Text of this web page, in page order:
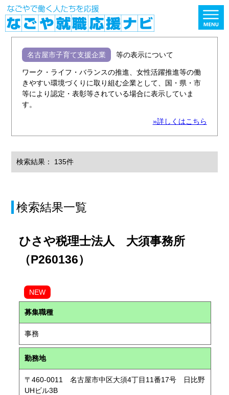
名古屋市子育て支援企業 等の表示について
ワーク・ライフ・バランスの推進、女性活躍推進等の働
きやすい環境づくりに取り組む企業として、国・県・市
等により認定・表彰等されている場合に表示していま
す。
»詳しくはこちら
検索結果： 135件
検索結果一覧
ひさや税理士法人 大須事務所
（P260136）
NEW
募集職種
事務
勤務地
〒460-0011 名古屋市中区大須4丁目11番17号 日比野
UHビル3B